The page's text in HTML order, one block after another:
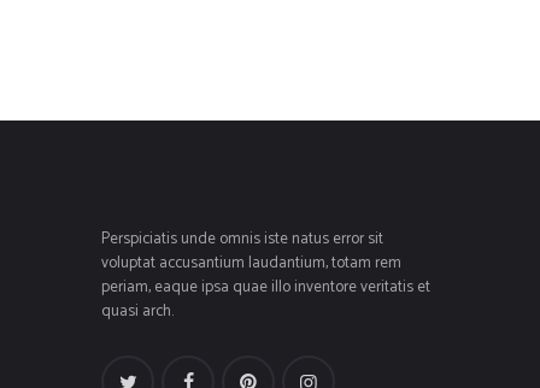
Perspiciatis unde omnis iste natus error sit
voluptat accusantium laudantium, totam rem
periam, eaque ipsa quae illo inventore veritatis et
quasi arch.